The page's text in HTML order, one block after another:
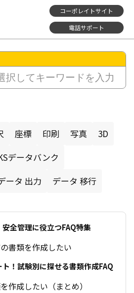
コーポレイトサイト
電話サポート
全管理に役立つFAQ特集
書類を作成したい
！試験別に探せる書類作成FAQ
作成したい（まとめ）
座標 印刷 写真
3D
データバンク
ータ 出力 データ 移行